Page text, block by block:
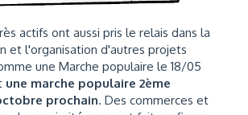
actifs ont aussi pris le relais dans la
et l'organisation d'autres projets
une Marche populaire le 18/05
une marche populaire 2ème
prochain. Des commerces et